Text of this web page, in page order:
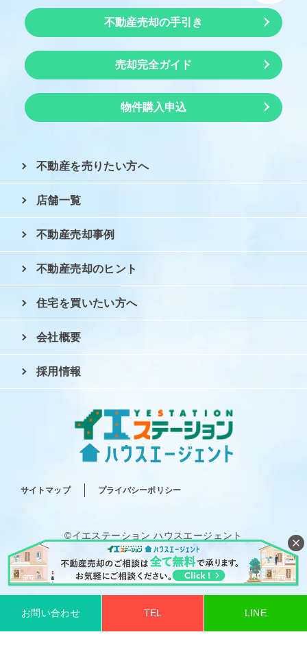
不動産売却の手引き
売却完全ガイド
物件購入申込
サイトマップ プライバシーポリシー
不動産を売りたい方へ
店舗一覧
不動産売却事例
不動産売却のヒント
住宅を買いたい方へ
会社概要
採用情報
©イエステーション ハウスエージェント
All rights reserved.
お問い合わせ TEL LINE